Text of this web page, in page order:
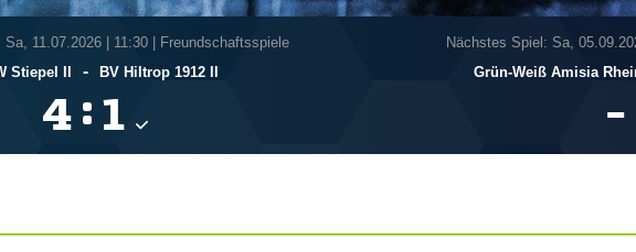
11.07.2026| 11:30 | Freundschaftsspiele
Stiepel II
- BV Hiltrop 1912 II
 : 
Nächstes Spiel: Sa,
Grün-Weiß Amisia
